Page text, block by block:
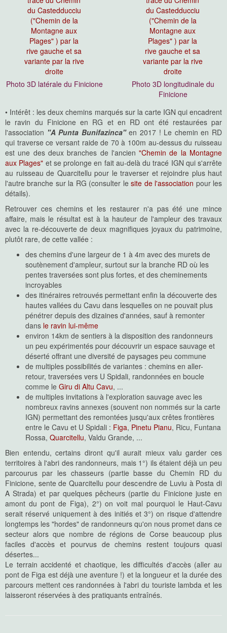
Photo 3D latérale du Finicione
Photo 3D longitudinale du
Finicione
• Intérêt : les deux chemins marqués sur la carte IGN qui encadrent
le ravin du Finicione en RG et en RD ont été restaurées par
l'association "A Punta Bunifazinca"en 2017 ! Le chemin en RD
qui traverse ce versant raide de 70 à 100m au-dessus du ruisseau
est une des deux branches de l'ancien"Chemin de la Montagne
aux Plages" et se prolonge en fait au-delà du tracé IGN qui s'arrête
au ruisseau de Quarcitellu pour le traverser et rejoindre plus haut
l'autre branche sur la RG (consulter lesite de l'association pour les
détails).
Retrouver ces chemins et les restaurer n'a pas été une mince
affaire, mais le résultat est à la hauteur de l'ampleur des travaux
avec la re-découverte de deux magnifiques joyaux du patrimoine,
plutôt rare, de cette vallée :
des chemins d'une largeur de 1 à 4m avec des murets de
soutènement d'ampleur, surtout sur la branche RD où les
pentes traversées sont plus fortes, et des cheminements
incroyables
des itinéraires retrouvés permettant enfin la découverte des
hautes vallées du Cavu dans lesquelles on ne pouvait plus
pénétrer depuis des dizaines d'années, sauf à remonter
dans le ravin lui-même
environ 14km de sentiers à la disposition des randonneurs
un peu expérimentés pour découvrir un espace sauvage et
déserté offrant une diversité de paysages peu commune
de multiples possibilités de variantes : chemins en aller-
retour, traversées vers U Spidali, randonnées en boucle
comme le Giru di Altu Cavu, ...
de multiples invitations à l'exploration sauvage avec les
nombreux ravins annexes (souvent non nommés sur la carte
IGN) permettant des remontées jusqu'aux crêtes frontières
entre le Cavu et U Spidali : Figa, Pinetu Pianu, Ricu, Funtana
Rossa, Quarcitellu, Valdu Grande, ...
Bien entendu, certains diront qu'il aurait mieux valu garder ces
territoires à l'abri des randonneurs, mais 1°) ils étaient déjà un peu
parcourus par les chasseurs (partie basse du Chemin RD du
Finicione, sente de Quarcitellu pour descendre de Luviu à Posta di
A Strada) et par quelques pêcheurs (partie du Finicione juste en
amont du pont de Figa), 2°) on voit mal pourquoi le Haut-Cavu
serait réservé uniquement à des initiés et 3°) on risque d'attendre
longtemps les "hordes" de randonneurs qu'on nous promet dans ce
secteur alors que nombre de régions de Corse beaucoup plus
faciles d'accès et pourvus de chemins restent toujours quasi
désertes...
Le terrain accidenté et chaotique, les difficultés d'accès (aller au
pont de Figa est déjà une aventure !) et la longueur et la durée des
parcours mettent ces randonnées à l'abri du touriste lambda et les
laisseront réservées à des pratiquants entraînés.